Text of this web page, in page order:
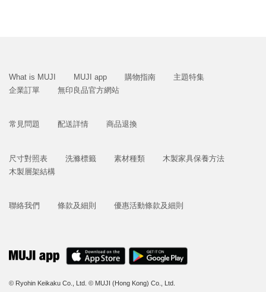
What is MUJI MUJI app 購物指南
主題特集
企業訂單
無印良品官方網站
常見問題 配送詳情 商品退換
尺寸對照表 洗滌標籤 素材種類
木製家具保養方法
木製層架結構
聯絡我們 條款及細則 優惠活動條款及細則
© Ryohin Keikaku Co., Ltd. © MUJI (Hong Kong) Co., Ltd.